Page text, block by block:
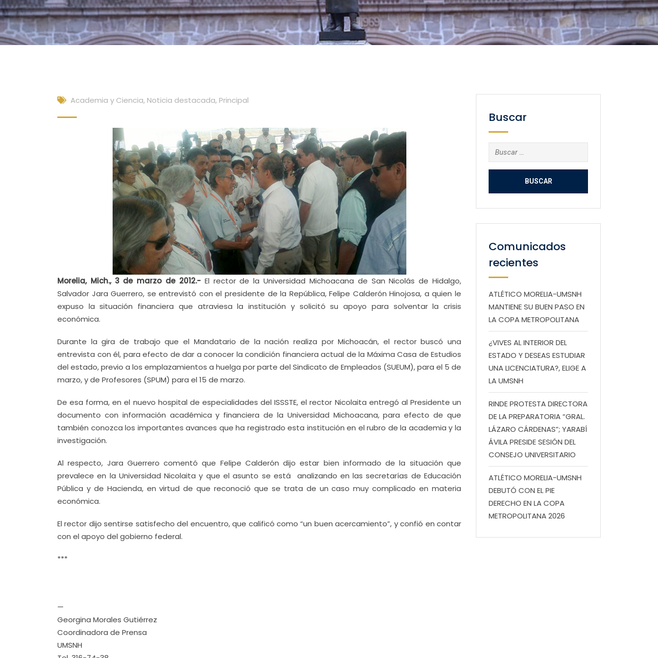
Academia y Ciencia, Noticia destacada, Principal
Morelia, Mich., 3 de marzo de 2012.-El rector de la Universidad Michoacana de San Nicolás de Hidalgo,
Salvador Jara Guerrero, se entrevistó con el presidente de la República, Felipe Calderón Hinojosa, a quien le
expuso la situación financiera que atraviesa la institución y solicitó su apoyo para solventar la crisis
económica.
Durante la gira de trabajo que el Mandatario de la nación realiza por Michoacán, el rector buscó una
entrevista con él, para efecto de dar a conocer la condición financiera actual de la Máxima Casa de Estudios
del estado, previo a los emplazamientos a huelga por parte del Sindicato de Empleados (SUEUM), para el 5 de
marzo, y de Profesores (SPUM) para el 15 de marzo.
De esa forma, en el nuevo hospital de especialidades del ISSSTE, el rector Nicolaita entregó al Presidente un
documento con información académica y financiera de la Universidad Michoacana, para efecto de que
también conozca los importantes avances que ha registrado esta institución en el rubro de la academia y la
investigación.
Al respecto, Jara Guerrero comentó que Felipe Calderón dijo estar bien informado de la situación que
prevalece en la Universidad Nicolaita y que el asunto se está analizando en las secretarías de Educación
Pública y de Hacienda, en virtud de que reconoció que se trata de un caso muy complicado en materia
económica.
El rector dijo sentirse satisfecho del encuentro, que calificó como “un buen acercamiento”, y confió en contar
con el apoyo del gobierno federal.
***
—
Georgina Morales Gutiérrez
Coordinadora de Prensa
UMSNH
Buscar
Buscar:
Comunicados
recientes
ATLÉTICO MORELIA-UMSNH
MANTIENE SU BUEN PASO EN
LA COPA METROPOLITANA
¿VIVES AL INTERIOR DEL
ESTADO Y DESEAS ESTUDIAR
UNA LICENCIATURA?, ELIGE A
LA UMSNH
RINDE PROTESTA DIRECTORA
DE LA PREPARATORIA “GRAL.
LÁZARO CÁRDENAS”; YARABÍ
ÁVILA PRESIDE SESIÓN DEL
CONSEJO UNIVERSITARIO
ATLÉTICO MORELIA-UMSNH
DEBUTÓ CON EL PIE
DERECHO EN LA COPA
METROPOLITANA 2026